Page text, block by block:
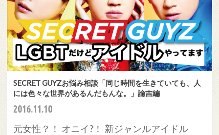
SECRET GUYZお悩み相談「同じ時間を生きていても、人
には色々な世界があるんだもんな。」諭吉編
2016.11.10
元女性？！ オニイ?！ 新ジャンルアイドル